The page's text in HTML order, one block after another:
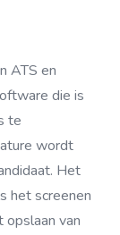
ATS en
die is
te
wordt
Het
het screenen
opslaan van